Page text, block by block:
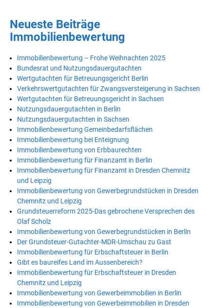
Neueste Beiträge
Immobilienbewertung
Immobilienbewertung – Frohe Weihnachten 2025
Bundesrat und Nutzungsdauergutachten
Wertgutachten für Betreuungsgericht Berlin
Verkehrswertgutachten für Zwangsversteigerung in Sachsen
Wertgutachten für Betreuungsgericht in Sachsen
Nutzungsdauergutachten in Berlin
Nutzungsdauergutachten in Sachsen
Immobilienbewertung Gemeinbedarfsflächen
Immobilienbewertung bei Enteignung
Immobilienbewertung von Erbbaurechten
Immobilienbewertung für Finanzamt in Berlin
Immobilienbewertung für Finanzamt in Dresden Chemnitz
und Leipzig
Immobilienbewertung von Gewerbegrundstücken in Dresden
Chemnitz und Leipzig
Grundsteuerreform 2025-Das gebrochene Versprechen des
Olaf Scholz
Immobilienbewertung von Gewerbegrundstücken in Berlin
Der Grundsteuer-Gutachter-MDR-Umschau zu Gast
Immobilienbewertung für Erbschaftsteuer in Berlin
Gibt es baureifes Land im Aussenbereich?
Immobilienbewertung für Erbschaftsteuer in Dresden
Chemnitz und Leipzig
Immobilienbewertung von Gewerbeimmobilien in Berlin
Immobilienbewertung von Gewerbeimmobilien in Dresden